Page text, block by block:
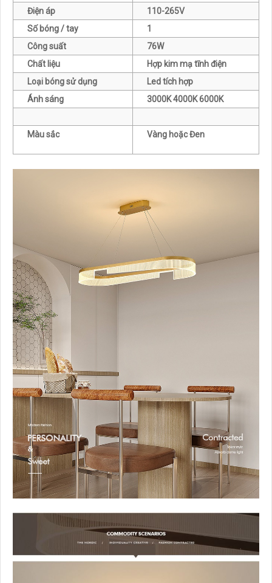
Điện áp
110-265V
Số bóng / tay
1
Công suất
76W
Chất liệu
Hợp kim mạ tĩnh điện
Loại bóng sử dụng
Led tích hợp
Ánh sáng
3000K 4000K 6000K
Màu sắc Vàng hoặc Đen